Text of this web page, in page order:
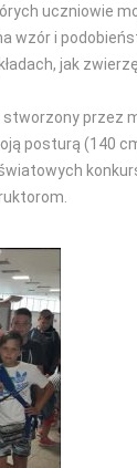
uczniowie
wzór i
jak
przez
posturą (140